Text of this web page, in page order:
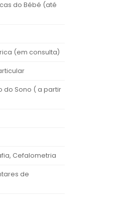
do Bébé (até
(em consulta)
do Sono ( a partir
Cefalometria
de